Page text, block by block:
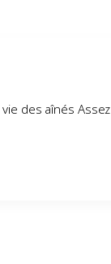
des aînés Assez